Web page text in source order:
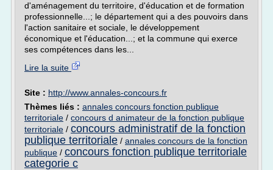
d'aménagement du territoire, d'éducation et de formation
professionnelle...; le département qui a des pouvoirs dans
l'action sanitaire et sociale, le développement
économique et l'éducation...; et la commune qui exerce
ses compétences dans les...
Lire la suite
Site : http://www.annales-concours.fr
Thèmes liés : annales concours fonction publique
territoriale / concours d animateur de la fonction publique
territoriale / concours administratif de la fonction
publique territoriale / annales concours de la fonction
publique / concours fonction publique territoriale
categorie c